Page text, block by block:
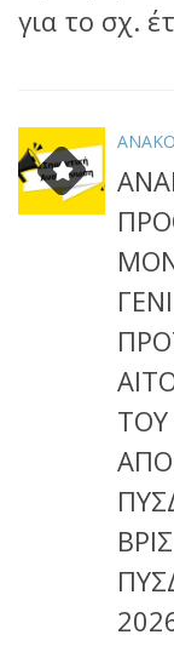
για το σχ.
ΤΟΥ